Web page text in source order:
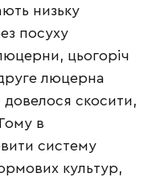
низьку
посуху
цьогоріч
люцерна
скосити,
в
систему
культур,